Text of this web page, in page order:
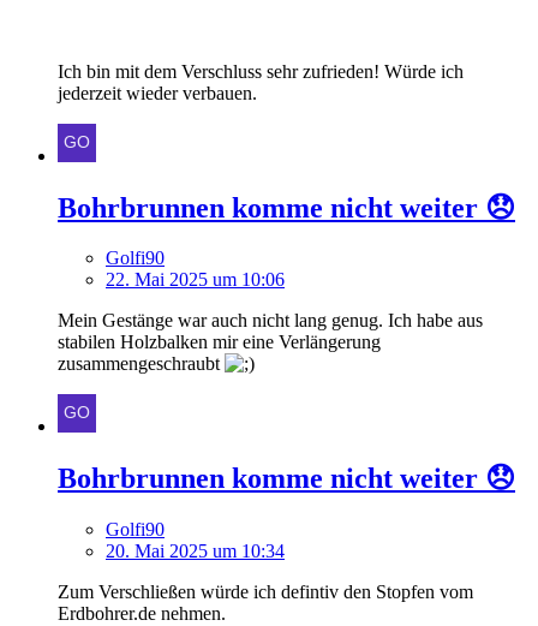
Ich bin mit dem Verschluss sehr zufrieden! Würde ich
jederzeit wieder verbauen.
Bohrbrunnen komme nicht weiter 😞
Golfi90
22. Mai 2025 um 10:06
Mein Gestänge war auch nicht lang genug. Ich habe aus
stabilen Holzbalken mir eine Verlängerung
zusammengeschraubt
Bohrbrunnen komme nicht weiter 😞
Golfi90
20. Mai 2025 um 10:34
Zum Verschließen würde ich defintiv den Stopfen vom
Erdbohrer.de nehmen.